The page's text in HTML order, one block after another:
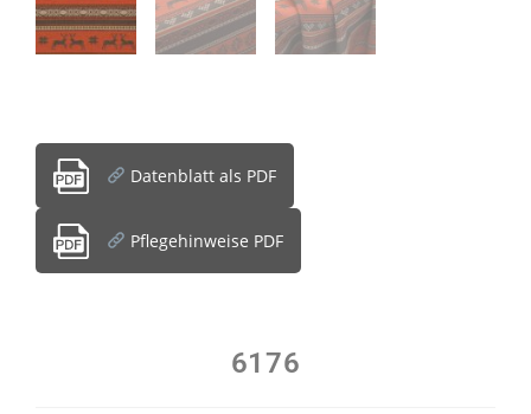
Datenblatt als PDF
Pflegehinweise PDF
6176